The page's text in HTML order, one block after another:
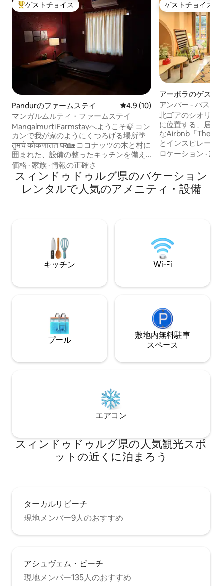
大好評のゲストチョイスです。
ゲストチョイス
Pandurのファームステイ レビュー10件、5つ星中4.9つ
4.9 (10)
マンガルムルティ・ファームステイ
Mangalmurti Farmstayへようこそ🍃 コン
カンで我が家のようにくつろげる場所🌴
तुमचं कोकणातलं घर🏡 ココナッツの木と村に
囲まれた、設備の整ったキッチンを備え
た、静かでエアコン完備の宿泊施設で
す。ムンバイ－ゴア高速道路から1kmの
立地で、移動が便利です。ビーチや観光
スポットまでお車ですぐの位置にありま
ください。まるで自分の家のようにくつ
ろげるこの空間で、穏やかで本格的なマ
ルバニの暮らしを体験しましょう。
価格 · 家族 ·情報の正確さ
ゲストチョイス
ゲストチョイス
アーポラのゲスト
アンバー - バスタ
イート｜ポーズプ
北ゴアのシオリム
に位置する、居心
なAirbnb「The
とインスピレーシ
しょう。 おひとり様、カップル、ご家族
間を提供します。 本、音楽、旅の思い
出、そしてまる
る雰囲気に浸りま
空港は35分。
ロケーション ·家
スィンドゥドゥルグ県のバケーション
レンタルで人気のアメニティ・設備
キッチン Wi-Fi
プール
敷地内無料駐⁠車
ス⁠ペ⁠ー⁠ス
エアコン
スィンドゥドゥルグ県の人気観光スポ
ットの近くに泊まろう
ターカルリビーチ
現地メンバー9人のおすすめ
アシュヴェム・ビーチ
現地メンバー135人のおすすめ